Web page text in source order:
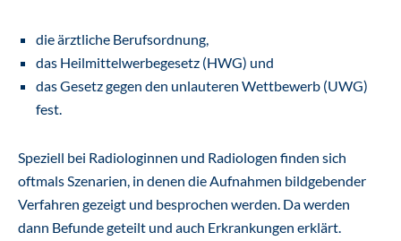
die ärztliche Berufsordnung,
das Heilmittelwerbegesetz (HWG) und
das Gesetz gegen den unlauteren Wettbewerb (UWG)
fest.
Speziell bei Radiologinnen und Radiologen finden sich
oftmals Szenarien, in denen die Aufnahmen bildgebender
Verfahren gezeigt und besprochen werden. Da werden
dann Befunde geteilt und auch Erkrankungen erklärt.